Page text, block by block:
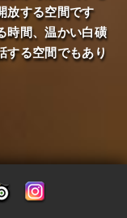
放する空間です
時間、温かい白磺
する空間でもあり